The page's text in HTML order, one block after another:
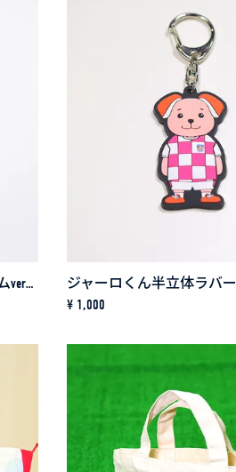
ラバートラベルタグ（エンブレムver）
¥ 1,000